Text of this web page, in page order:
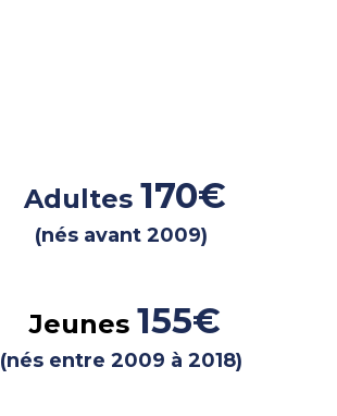
Adultes 170€
(nés avant 2009)
Jeunes 155€
(nés entre 2009 à 2018)